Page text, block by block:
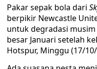
Pakar sepak bola dari
berpikir Newcastle
untuk degradasi
besar Januari setelah
Hotspur, Minggu (17/